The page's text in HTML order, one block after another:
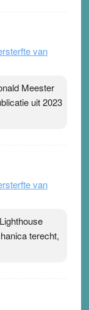
van
Meester
uit 2023
van
terecht,